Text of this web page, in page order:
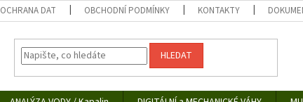
OCHRANA DAT OBCHODNÍ PODMÍNKY KONTAKTY
HLEDAT